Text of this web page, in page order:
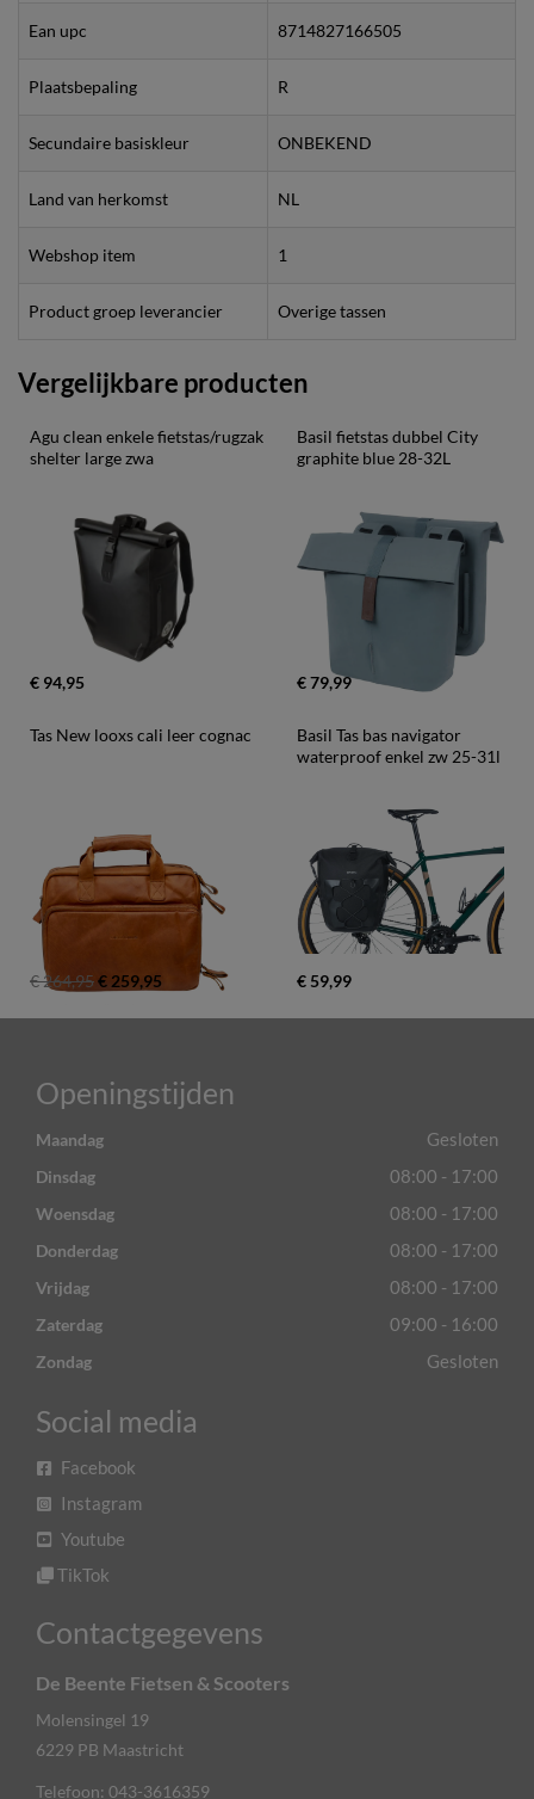
Ean upc 8714827166505
Plaatsbepaling R
Secundaire basiskleur ONBEKEND
Land van herkomst NL
Webshop item 1
Product groep leverancier Overige tassen
Vergelijkbare producten
Agu clean enkele fietstas/rugzak
shelter large zwa
€ 94,95
Basil fietstas dubbel City
graphite blue 28-32L
€ 79,99
Tas New looxs cali leer cognac
€ 264,95€ 259,95
Basil Tas bas navigator
waterproof enkel zw 25-31l
€ 59,99
Openingstijden
Maandag Gesloten
Dinsdag 08:00 - 17:00
Woensdag 08:00 - 17:00
Donderdag 08:00 - 17:00
Vrijdag 08:00 - 17:00
Zaterdag 09:00 - 16:00
Zondag Gesloten
Social media
Facebook
Instagram
Youtube
TikTok
Contactgegevens
De Beente Fietsen & Scooters
Molensingel 19
6229 PB Maastricht
Telefoon: 043-3616359